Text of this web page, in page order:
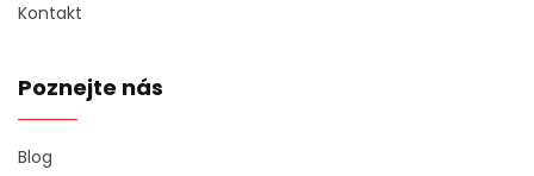
Kontakt
Poznejte nás
Blog